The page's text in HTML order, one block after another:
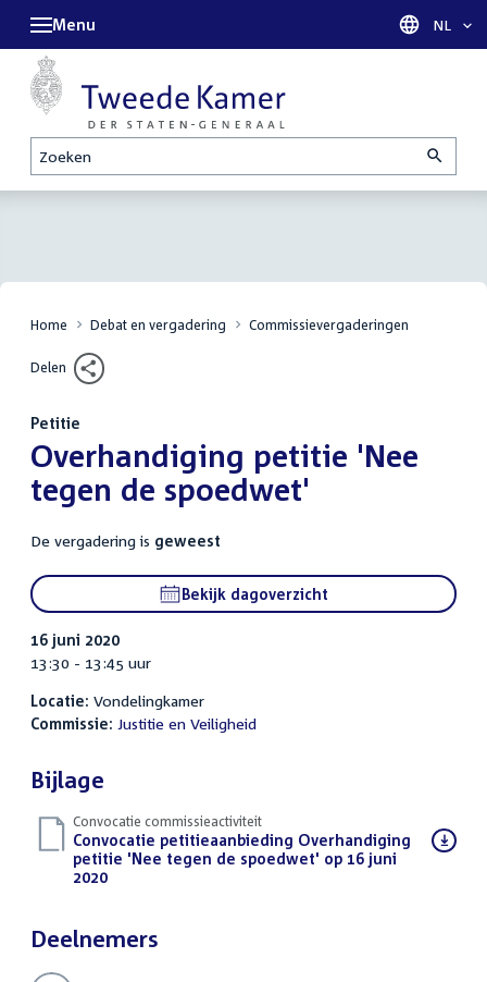
Zoeken
Menu Taal
NL
Home Debat en vergadering Commissievergaderingen
Delen
Petitie
:Overhandiging petitie 'Nee
tegen de spoedwet'
De vergadering is geweest
Bekijk dagoverzicht
16 juni 2020
13:30 - 13:45 uur
Locatie: Vondelingkamer
Commissie: Justitie en Veiligheid
Bijlage
Convocatie commissieactiviteit
Download
bestand:
Convocatie petitieaanbieding Overhandiging
petitie 'Nee tegen de spoedwet' op 16 juni
2020(PDF)
Deelnemers